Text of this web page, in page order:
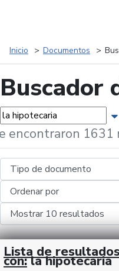
Inicio Documentos
Buscador
encontraron 1631
Lista de
con: la hipotecaria